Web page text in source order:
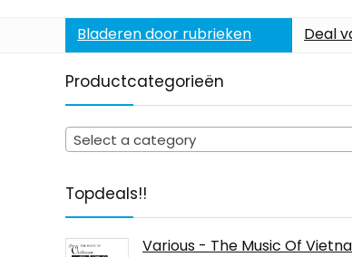
Bladeren door rubrieken Deal
Productcategorieën
Select a category
Topdeals!!
Various - The Music Of